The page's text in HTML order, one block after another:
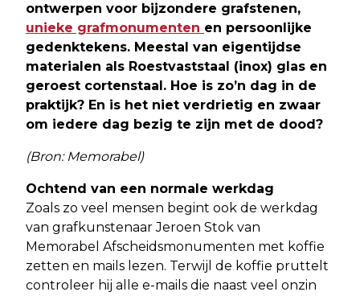
ontwerpen voor bijzondere grafstenen,
unieke grafmonumenten en persoonlijke
gedenktekens. Meestal van eigentijdse
materialen als Roestvaststaal (inox) glas en
geroest cortenstaal. Hoe is zo’n dag in de
praktijk? En is het niet verdrietig en zwaar
om iedere dag bezig te zijn met de dood?
(Bron: Memorabel)
Ochtend van een normale werkdag
Zoals zo veel mensen begint ook de werkdag
van grafkunstenaar Jeroen Stok van
Memorabel Afscheidsmonumenten met koffie
zetten en mails lezen. Terwijl de koffie pruttelt
controleer hij alle e-mails die naast veel onzin